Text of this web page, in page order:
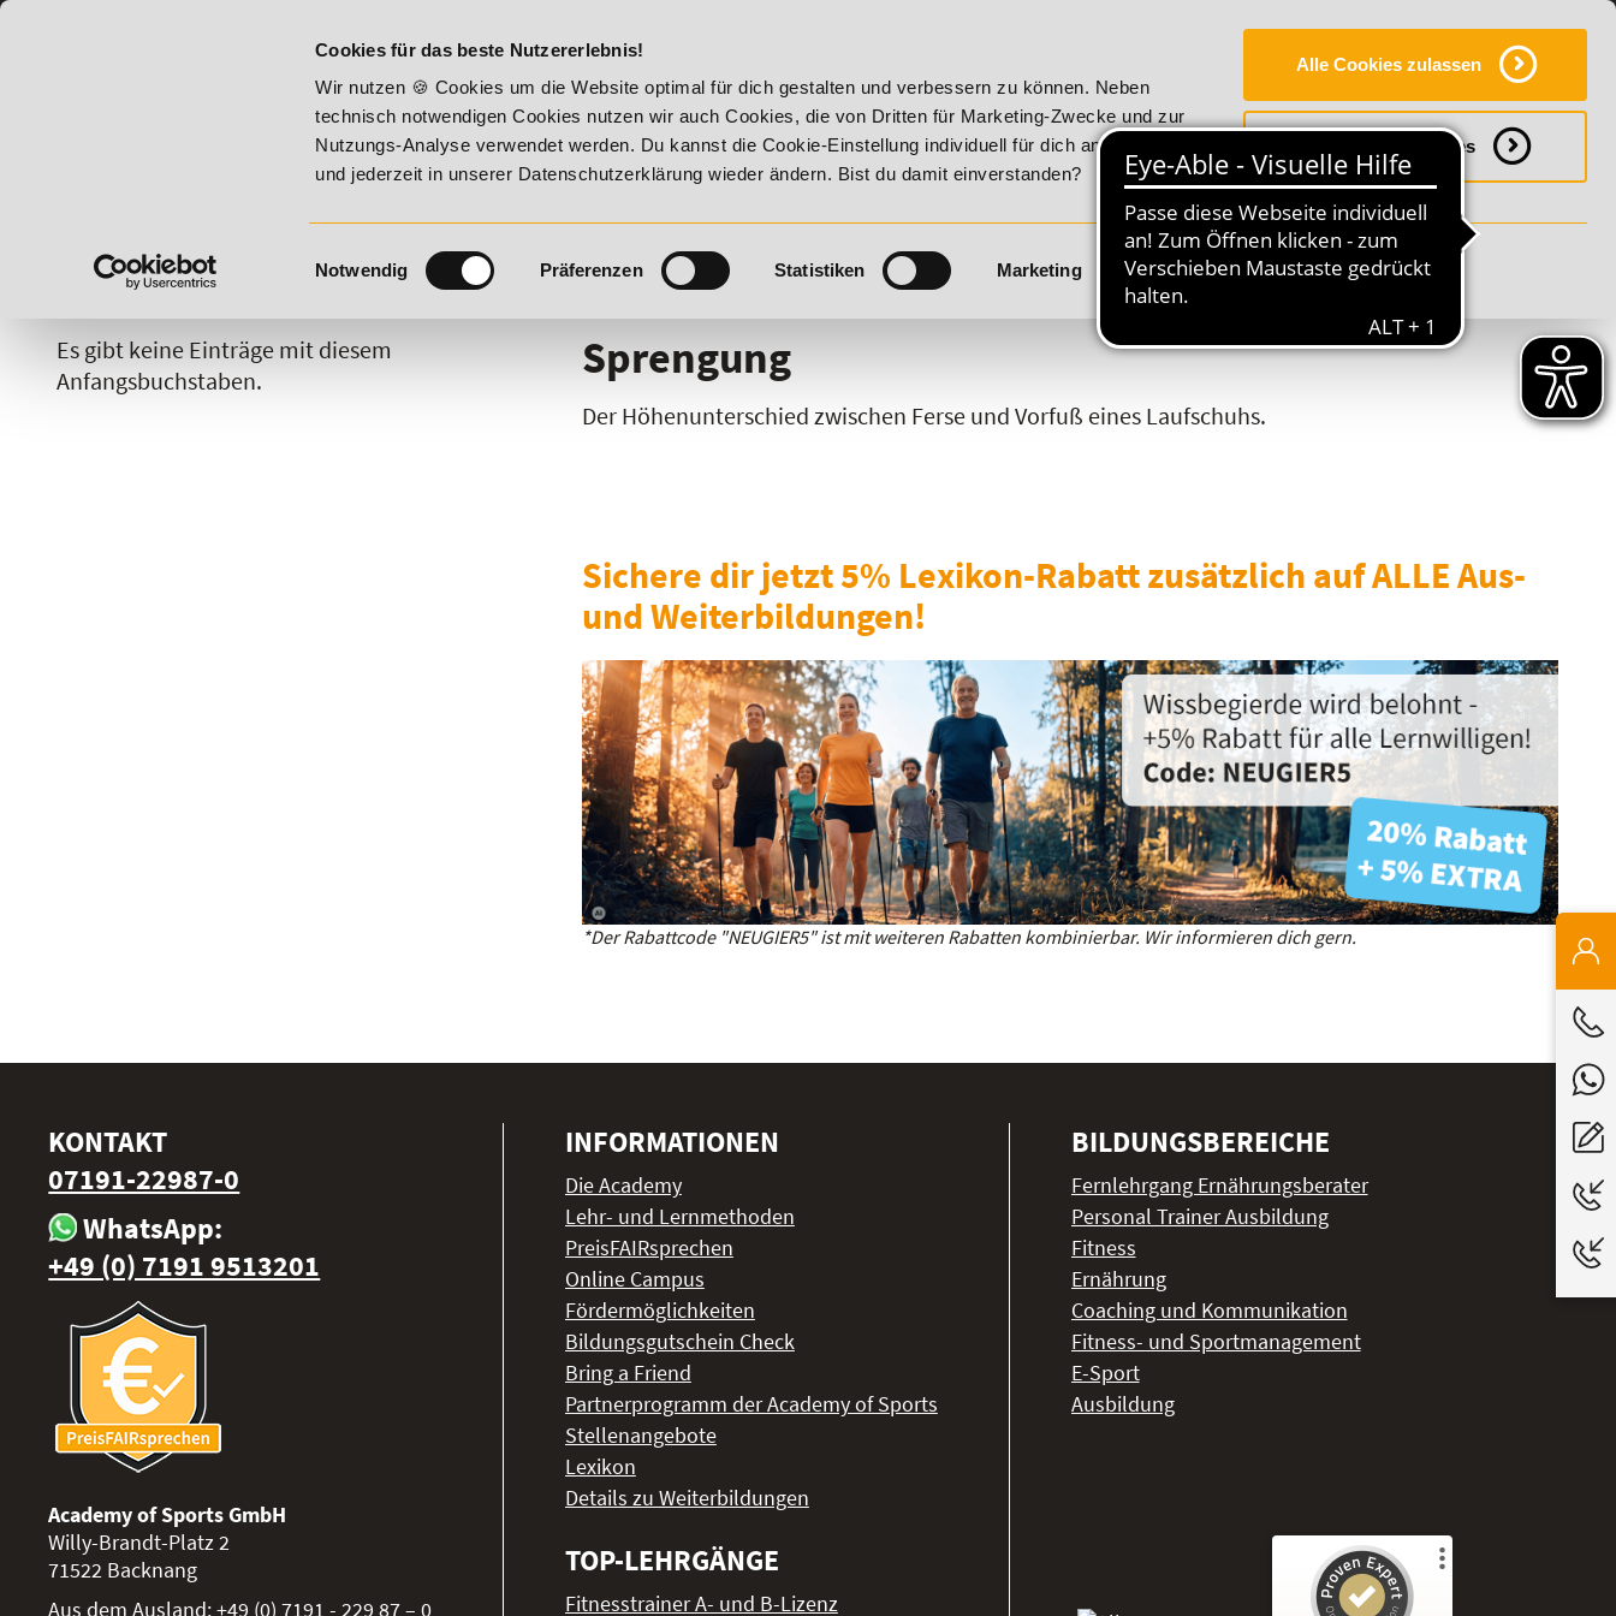
Cookies für das beste Nutzererlebnis!
Wir nutzen 🍪 Cookies um die Website optimal für dich gestalten und verbessern zu können. Neben
technisch notwendigen Cookies nutzen wir auch Cookies, die von Dritten für Marketing-Zwecke und zur
Nutzungs-Analyse verwendet werden. Du kannst die Cookie-Einstellung individuell für dich anpassen
und jederzeit in unserer Datenschutzerklärung wieder ändern. Bist du damit einverstanden?
Einwilligungsauswahl
Notwendig Präferenzen Statistiken Marketing Details anzeigen
Alle Cookies zulassen
Notwendige Cookies
KONTAKT FAQ ONLINE-CAMPUS
20% Rabatt bis 17. August 2026 - Summer Vitality! 20% Rabatt bis 17. August 2026 - Summer Vitality! 20% Rabatt bis 17. August 2026 - Summer
B C G H K L O P S T
Sprengung
Der Höhenunterschied zwischen Ferse und Vorfuß eines Laufschuhs.
Sichere dir jetzt 5% Lexikon-Rabatt zusätzlich auf ALLE Aus-
und Weiterbildungen!
*Der Rabattcode "NEUGIER5" ist mit weiteren Rabatten kombinierbar. Wir informieren dich gern.
Es gibt keine Einträge mit diesem
Anfangsbuchstaben.
KONTAKT
07191-22987-0
WhatsApp:
+49 (0) 7191 9513201
Academy of Sports GmbH
Willy-Brandt-Platz 2
71522 Backnang
Aus dem Ausland:+49 (0) 7191 - 229 87 – 0
INFORMATIONEN
Die Academy
Lehr- und Lernmethoden
PreisFAIRsprechen
Online Campus
Fördermöglichkeiten
Bildungsgutschein Check
Bring a Friend
Partnerprogramm der Academy of Sports
Stellenangebote
Lexikon
Details zu Weiterbildungen
TOP-LEHRGÄNGE
Fitnesstrainer A- und B-Lizenz
BILDUNGSBEREICHE
Fernlehrgang Ernährungsberater
Personal Trainer Ausbildung
Fitness
Ernährung
Coaching und Kommunikation
Fitness- und Sportmanagement
E-Sport
Ausbildung
Kundenbewertungen und Erfahrungen zu